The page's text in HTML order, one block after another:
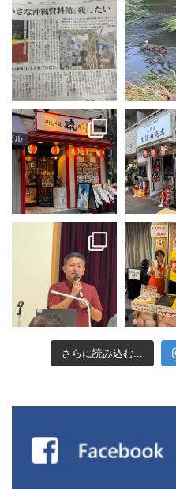
さらに読み込む...